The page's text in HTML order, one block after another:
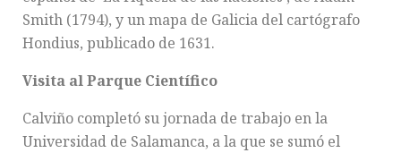
Smith (1794), y un mapa de Galicia del cartógrafo
Hondius, publicado de 1631.
Visita al Parque Científico
Calviño completó su jornada de trabajo en la
Universidad de Salamanca, a la que se sumó el